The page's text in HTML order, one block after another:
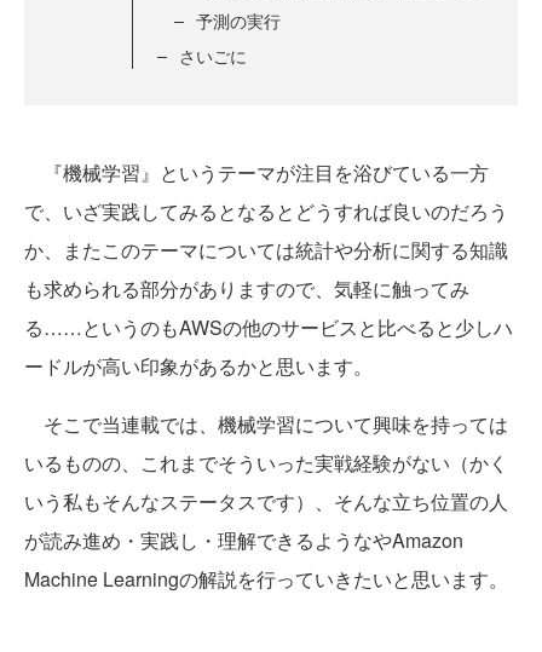
予測の実行
さいごに
『機械学習』というテーマが注目を浴びている一方
で、いざ実践してみるとなるとどうすれば良いのだろう
か、またこのテーマについては統計や分析に関する知識
も求められる部分がありますので、気軽に触ってみ
る……というのもAWSの他のサービスと比べると少しハ
ードルが高い印象があるかと思います。
そこで当連載では、機械学習について興味を持っては
いるものの、これまでそういった実戦経験がない（かく
いう私もそんなステータスです）、そんな立ち位置の人
が読み進め・実践し・理解できるようなやAmazon
Machine Learningの解説を行っていきたいと思います。